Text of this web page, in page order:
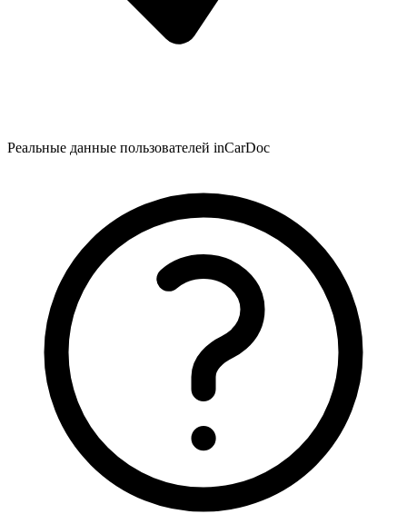
Реальные данные пользователей inCarDoc